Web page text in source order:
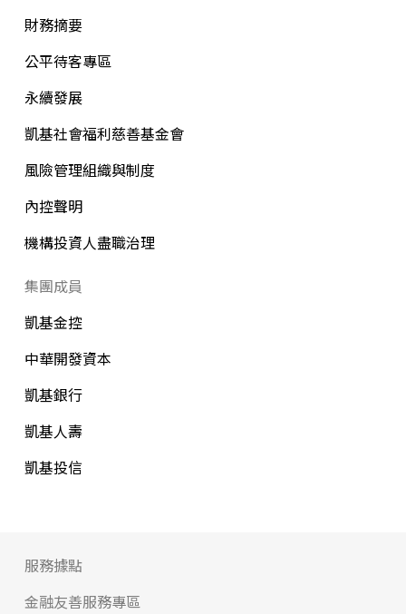
財務摘要
公平待客專區
永續發展
凱基社會福利慈善基金會
風險管理組織與制度
內控聲明
機構投資人盡職治理
集團成員
凱基金控
中華開發資本
凱基銀行
凱基人壽
凱基投信
服務據點
金融友善服務專區